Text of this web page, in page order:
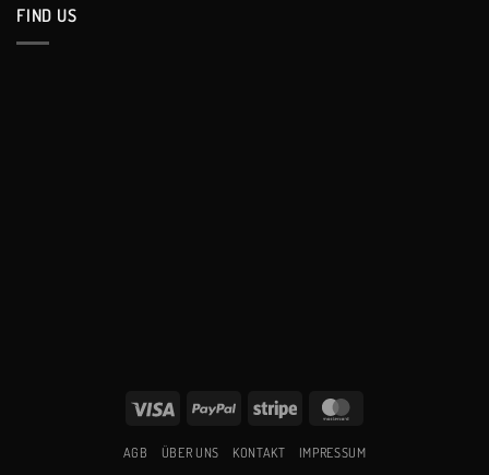
FIND US
Visa PayPal Stripe
AGB ÜBER UNS KONTAKT IMPRESSUM